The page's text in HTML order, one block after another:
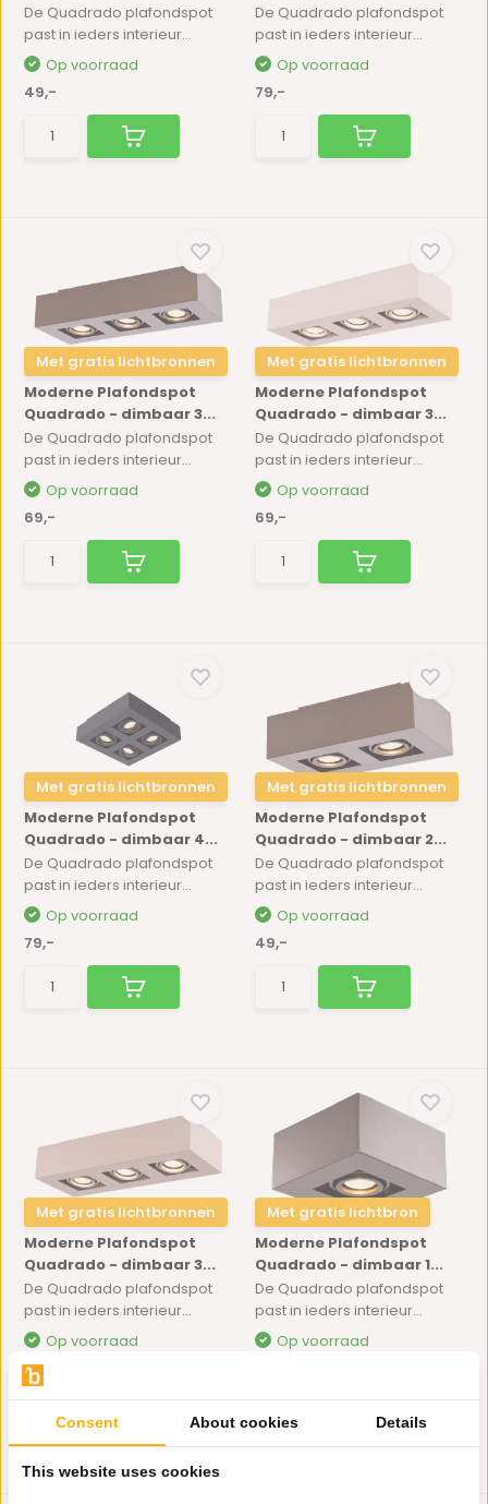
De Quadrado plafondspot
past in ieders interieur...
Op voorraad
49,-
De Quadrado plafondspot
past in ieders interieur...
Op voorraad
79,-
Met gratis lichtbronnen
Moderne Plafondspot
Quadrado - dimbaar 3...
De Quadrado plafondspot
past in ieders interieur...
Op voorraad
69,-
Met gratis lichtbronnen
Moderne Plafondspot
Quadrado - dimbaar 3...
De Quadrado plafondspot
past in ieders interieur...
Op voorraad
69,-
Met gratis lichtbronnen
Moderne Plafondspot
Quadrado - dimbaar 4...
De Quadrado plafondspot
past in ieders interieur...
Op voorraad
79,-
Met gratis lichtbronnen
Moderne Plafondspot
Quadrado - dimbaar 2...
De Quadrado plafondspot
past in ieders interieur...
Op voorraad
49,-
Met gratis lichtbronnen
Moderne Plafondspot
Quadrado - dimbaar 3...
De Quadrado plafondspot
past in ieders interieur...
Op voorraad
69,-
Met gratis lichtbron
Moderne Plafondspot
Quadrado - dimbaar 1...
De Quadrado plafondspot
past in ieders interieur...
Op voorraad
Consent About cookies Details
This website uses cookies